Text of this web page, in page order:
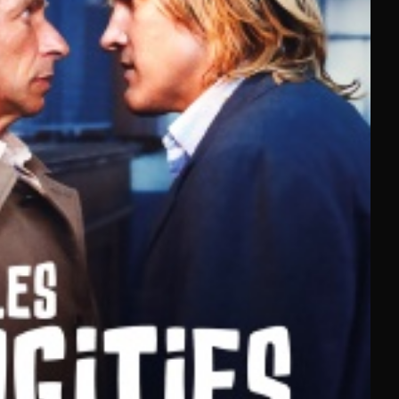
2025 aux grands classiques, notre plateforme vous
sur France 2, France 3, Arte, BFMTV ou encore RMC